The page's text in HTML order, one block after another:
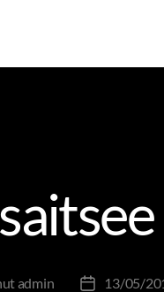
admin 13/05/